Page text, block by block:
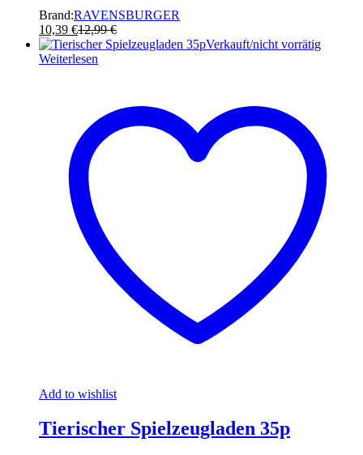
Brand:RAVENSBURGER
10,39 €12,99€
Verkauft/nicht vorrätig
Weiterlesen
Add to wishlist
Tierischer Spielzeugladen 35p